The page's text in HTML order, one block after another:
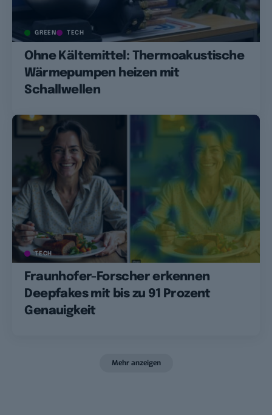
GREEN TECH
Ohne Kältemittel: Thermoakustische
Wärmepumpen heizen mit
Schallwellen
TECH
Fraunhofer-Forscher erkennen
Deepfakes mit bis zu 91 Prozent
Genauigkeit
Mehr anzeigen